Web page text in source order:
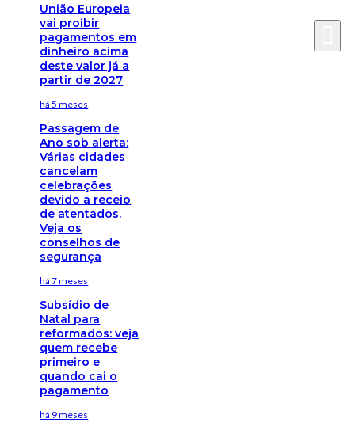
União Europeia
vai proibir
pagamentos em
dinheiro acima
deste valor já a
partir de 2027
há 5 meses
Passagem de
Ano sob alerta:
Várias cidades
cancelam
celebrações
devido a receio
de atentados.
Veja os
conselhos de
segurança
há 7 meses
Subsídio de
Natal para
reformados: veja
quem recebe
primeiro e
quando cai o
pagamento
há 9 meses